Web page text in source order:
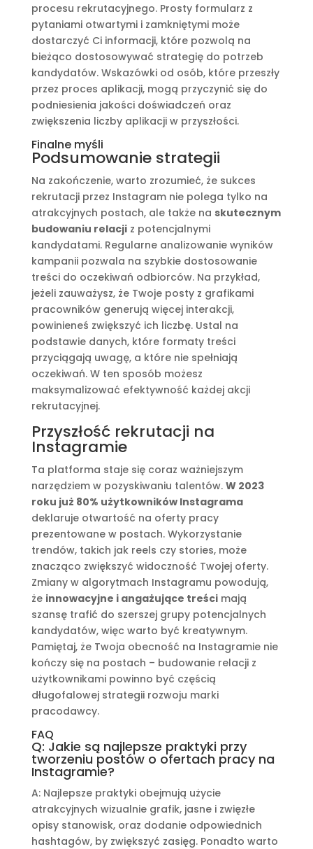
procesu rekrutacyjnego. Prosty formularz z
pytaniami otwartymi i zamkniętymi może
dostarczyć Ci informacji, które pozwolą na
bieżąco dostosowywać strategię do potrzeb
kandydatów. Wskazówki od osób, które przeszły
przez proces aplikacji, mogą przyczynić się do
podniesienia jakości doświadczeń oraz
zwiększenia liczby aplikacji w przyszłości.
Finalne myśli
Podsumowanie strategii
Na zakończenie, warto zrozumieć, że sukces
rekrutacji przez Instagram nie polega tylko na
atrakcyjnych postach, ale także na skutecznym
budowaniu relacjiz potencjalnymi
kandydatami. Regularne analizowanie wyników
kampanii pozwala na szybkie dostosowanie
treści do oczekiwań odbiorców. Na przykład,
jeżeli zauważysz, że Twoje posty z grafikami
pracowników generują więcej interakcji,
powinieneś zwiększyć ich liczbę. Ustal na
podstawie danych, które formaty treści
przyciągają uwagę, a które nie spełniają
oczekiwań. W ten sposób możesz
maksymalizować efektywność każdej akcji
rekrutacyjnej.
Przyszłość rekrutacji na
Instagramie
Ta platforma staje się coraz ważniejszym
narzędziem w pozyskiwaniu talentów. W 2023
roku już 80% użytkowników Instagrama
deklaruje otwartość na oferty pracy
prezentowane w postach. Wykorzystanie
trendów, takich jak reels czy stories, może
znacząco zwiększyć widoczność Twojej oferty.
Zmiany w algorytmach Instagramu powodują,
że innowacyjne i angażujące treścimają
szansę trafić do szerszej grupy potencjalnych
kandydatów, więc warto być kreatywnym.
Pamiętaj, że Twoja obecność na Instagramie nie
kończy się na postach – budowanie relacji z
użytkownikami powinno być częścią
długofalowej strategii rozwoju marki
pracodawcy.
FAQ
Q: Jakie są najlepsze praktyki przy
tworzeniu postów o ofertach pracy na
Instagramie?
A: Najlepsze praktyki obejmują użycie
atrakcyjnych wizualnie grafik, jasne i zwięzłe
opisy stanowisk, oraz dodanie odpowiednich
hashtagów, by zwiększyć zasięg. Ponadto warto